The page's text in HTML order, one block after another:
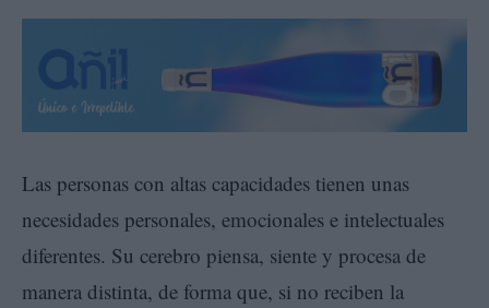
Las personas con altas capacidades tienen unas
necesidades personales, emocionales e intelectuales
diferentes. Su cerebro piensa, siente y procesa de
manera distinta, de forma que, si no reciben la